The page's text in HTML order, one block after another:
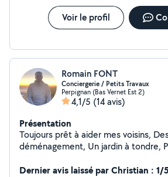
Voir le profil
Romain FONT
Conciergerie / Petits Travaux
Perpignan (Bas Vernet Est 2)
4,1/5 (14 avis)
Présentation
Toujours prêt à aider mes voisins, Des bras pour un
déménagement, Un jardin à tondre,
rideaux Donner une seconde vie à
Dernier avis laissé par Christian : 1/5